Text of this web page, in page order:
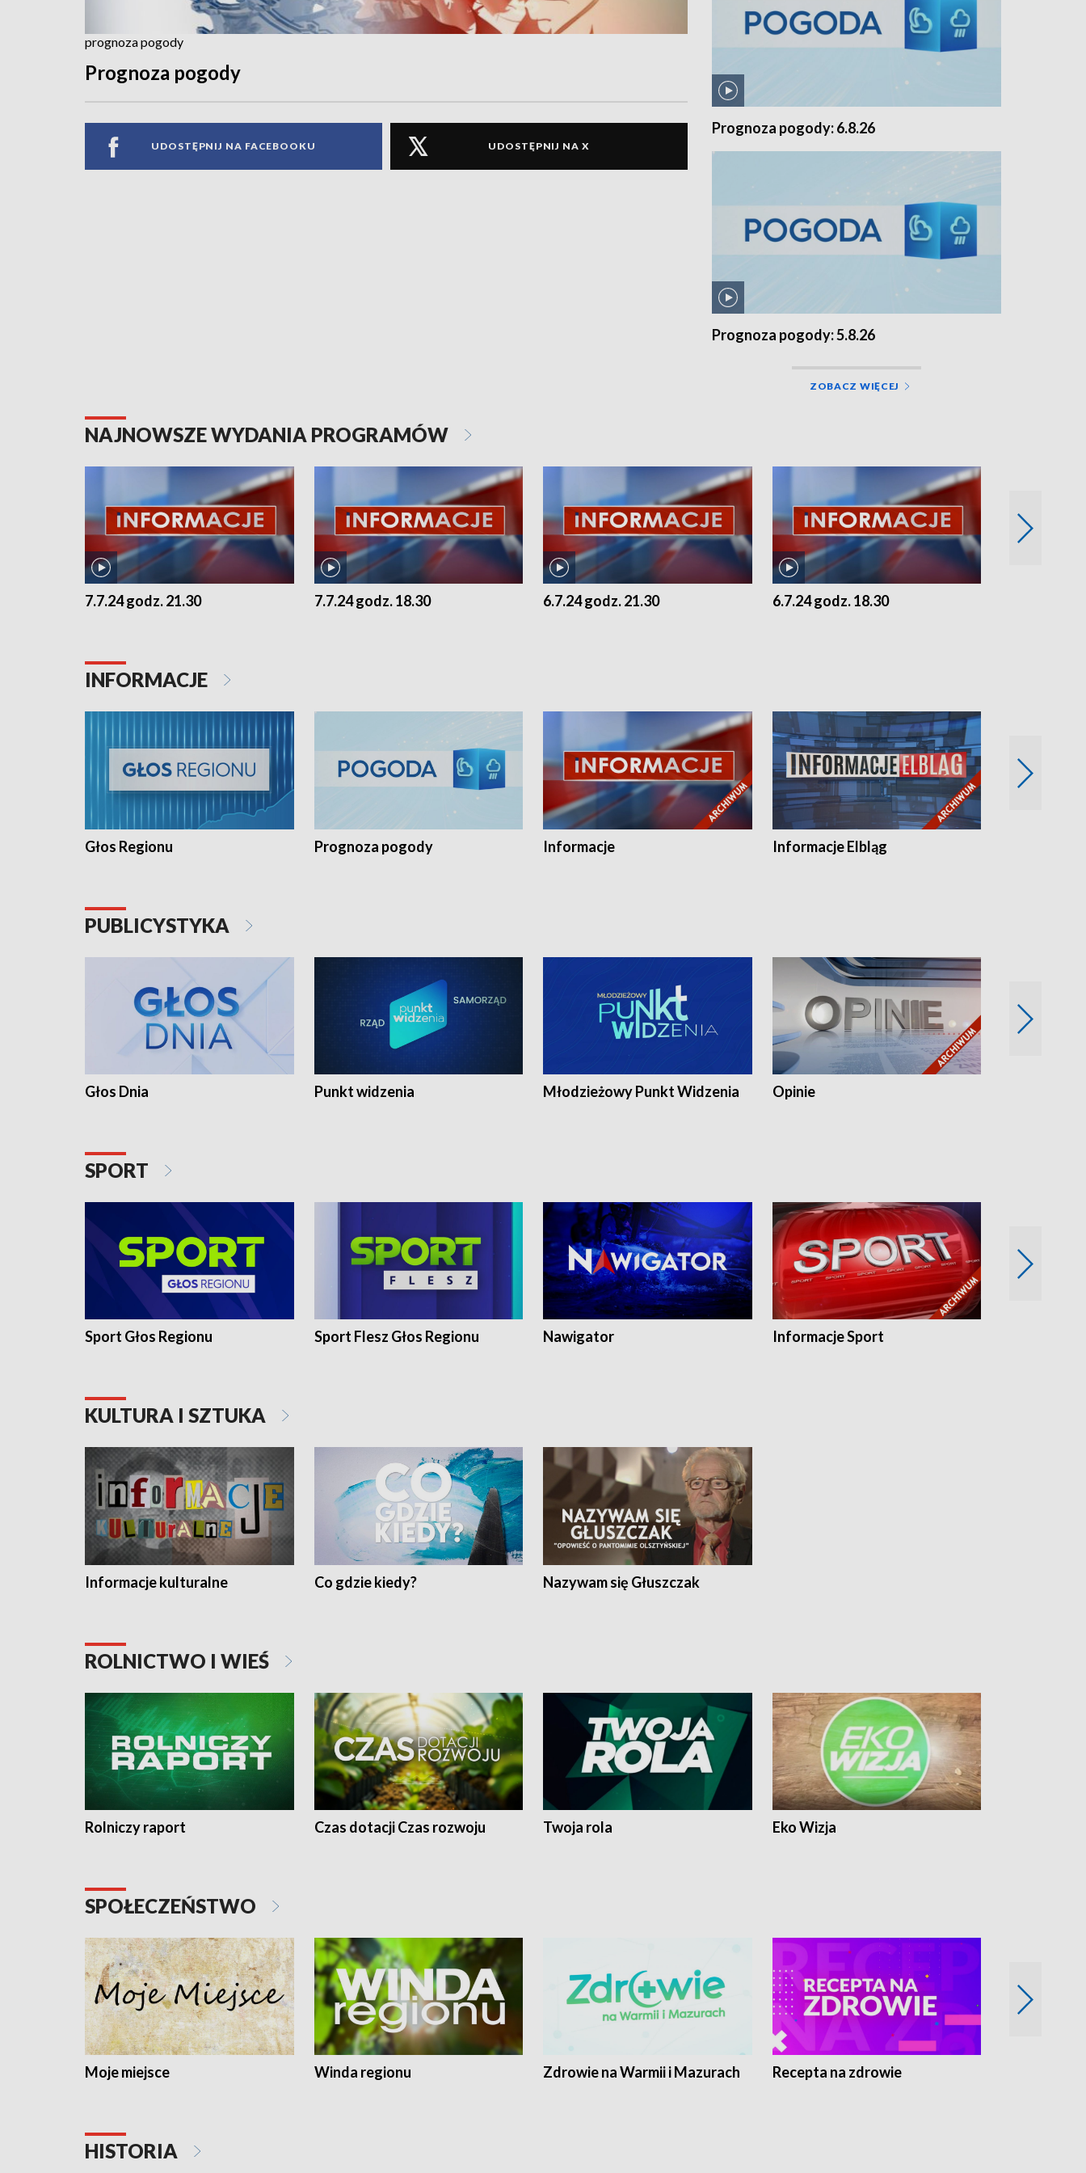
prognoza pogody
Prognoza pogody
UDOSTĘPNIJ NA FACEBOOKU UDOSTĘPNIJ NA X
Prognoza pogody: 6.8.26
Prognoza pogody: 5.8.26
ZOBACZ WIĘCEJ
NAJNOWSZE WYDANIA PROGRAMÓW
7.7.24 godz. 21.30 7.7.24 godz. 18.30 6.7.24 godz. 21.30 6.7.24 godz. 18.30
INFORMACJE
Głos Regionu Prognoza pogody Informacje Informacje Elbląg
PUBLICYSTYKA
Głos Dnia Punkt widzenia Młodzieżowy Punkt Widzenia Opinie
SPORT
Sport Głos Regionu Sport Flesz Głos Regionu Nawigator Informacje Sport
KULTURA I SZTUKA
Informacje kulturalne Co gdzie kiedy? Nazywam się Głuszczak
ROLNICTWO I WIEŚ
Rolniczy raport Czas dotacji Czas rozwoju Twoja rola Eko Wizja
SPOŁECZEŃSTWO
Moje miejsce Winda regionu Zdrowie na Warmii i Mazurach Recepta na zdrowie
HISTORIA